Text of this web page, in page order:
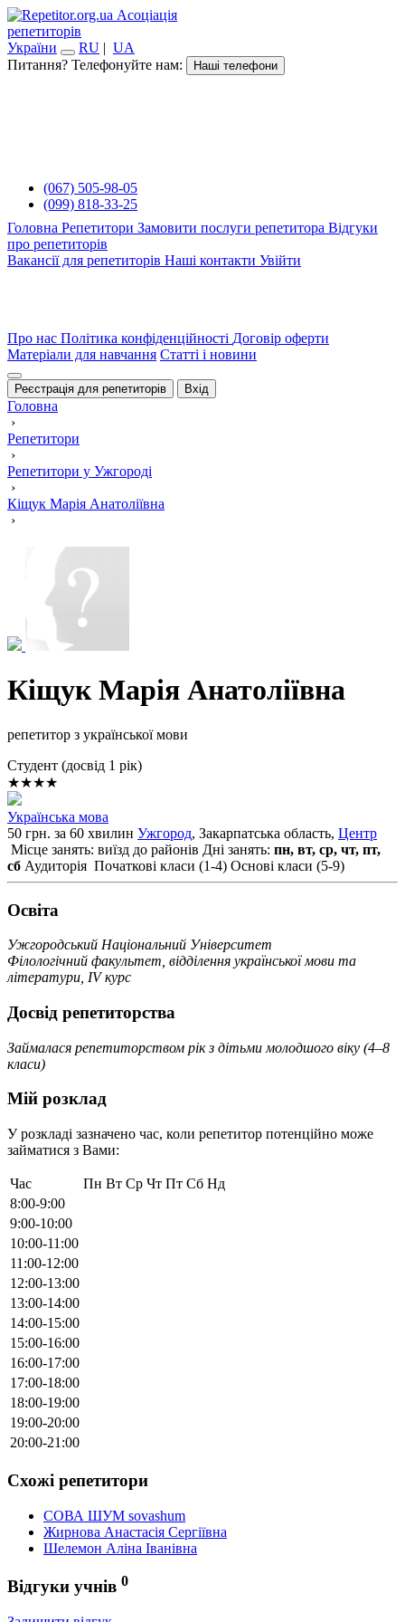
Асоціація
репетиторів
України
RU | UA
Питання? Телефонуйте нам:
Наші телефони
(067) 505-98-05
(099) 818-33-25
Головна Репетитори Замовити послуги репетитора Відгуки
про репетиторів
Вакансії для репетиторів Наші контакти Увійти
Про нас Політика конфіденційності Договір оферти
Матеріали для навчання Статті і новини
Реєстрація для репетиторів Вхід
Головна
›
Репетитори
›
Репетитори у Ужгороді
›
Кіщук Марія Анатоліївна
›
Кіщук Марія Анатоліївна
репетитор з української мови
Cтудент (досвід 1 рік)
★★★★
Українська мова
50 грн. за 60 хвилин Ужгород, Закарпатська область, Центр
Місце занять: виїзд до районів Дні занять: пн, вт, ср, чт, пт,
сб Аудиторія Початкові класи (1-4) Основі класи (5-9)
Освiта
Ужгородський Національний Університет
Філологічний факультет, відділення української мови та
літератури, IV курс
Досвід репетиторства
Займалася репетиторством рік з дітьми молодшого віку (4–8
класи)
Мій розклад
У розкладі зазначено час, коли репетитор потенційно може
займатися з Вами:
Час Пн Вт Ср Чт Пт Сб Нд
8:00-9:00
9:00-10:00
10:00-11:00
11:00-12:00
12:00-13:00
13:00-14:00
14:00-15:00
15:00-16:00
16:00-17:00
17:00-18:00
18:00-19:00
19:00-20:00
20:00-21:00
Схожі репетитори
СОВА ШУМ sovashum
Жирнова Анастасія Сергіївна
Шелемон Аліна Іванівна
Відгуки учнів 0